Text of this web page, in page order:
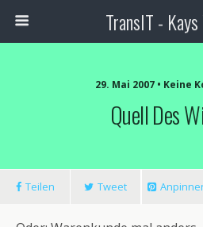
TransIT -
29. Mai 2007 • Keine
Quell Des
Teilen Tweet